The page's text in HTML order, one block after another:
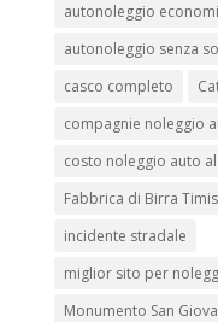
autonoleggio
autonoleggio senza
casco completo
compagnie noleggio
costo noleggio auto
Fabbrica di Birra
incidente stradale
miglior sito per
Monumento San